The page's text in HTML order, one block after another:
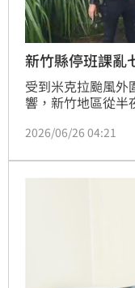
新竹縣停班課
受到米克拉颱風外
響，新竹地區從半
停班課權限交給各
2026/06/26 04:21